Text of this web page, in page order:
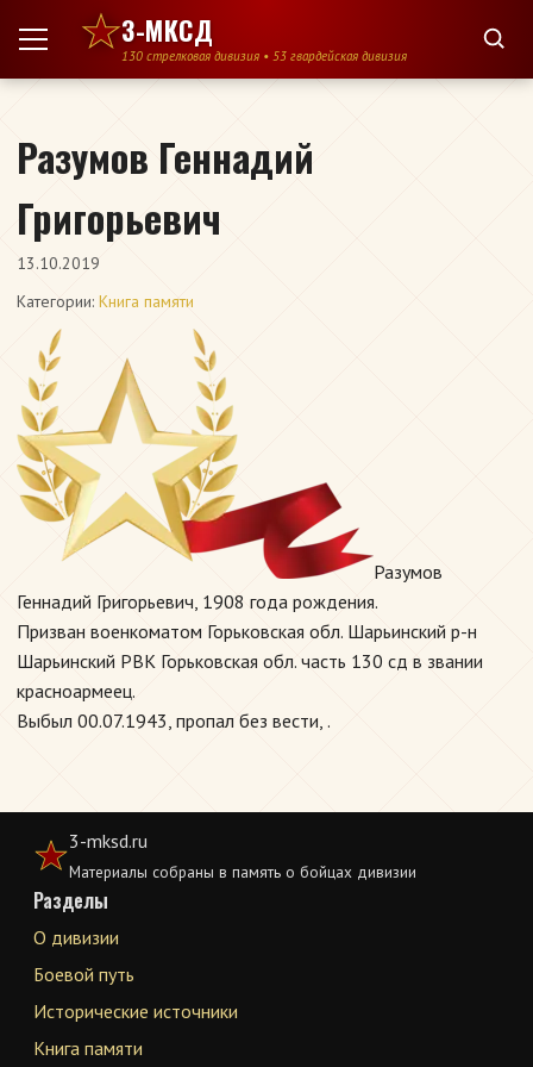
Перейти к содержимому
3-МКСД
130 стрелковая дивизия • 53 гвардейская дивизия
Разумов Геннадий
Григорьевич
13.10.2019
Категории: Книга памяти
Разумов
Геннадий Григорьевич, 1908 года рождения.
Призван военкоматом Горьковская обл. Шарьинский р-н
Шарьинский РВК Горьковская обл. часть 130 сд в звании
красноармеец.
Выбыл 00.07.1943, пропал без вести, .
3-mksd.ru
Материалы собраны в память о бойцах дивизии
Разделы
О дивизии
Боевой путь
Исторические источники
Книга памяти